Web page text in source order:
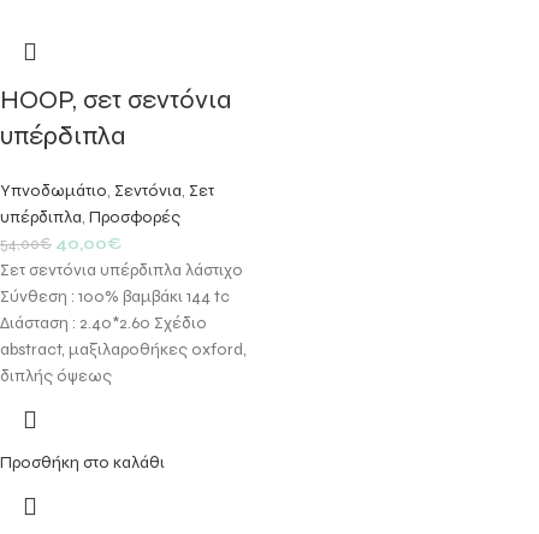
HOOP, σετ σεντόνια
υπέρδιπλα
Υπνοδωμάτιο, Σεντόνια, Σετ
υπέρδιπλα, Προσφορές
54,00€ 40,00€
Σετ σεντόνια υπέρδιπλα λάστιχο
Σύνθεση : 100% βαμβάκι 144 tc
Διάσταση : 2.40*2.60 Σχέδιο
abstract, μαξιλαροθήκες oxford,
διπλής όψεως
Προσθήκη στο καλάθι